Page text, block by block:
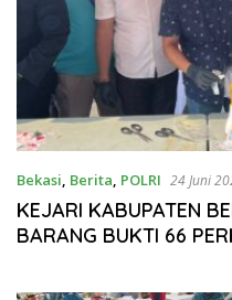
Bekasi, Berita, POLRI 24 Juni
KEJARI KABUPATEN
BARANG BUKTI 66
ILEGAL DIMUSNAHKAN